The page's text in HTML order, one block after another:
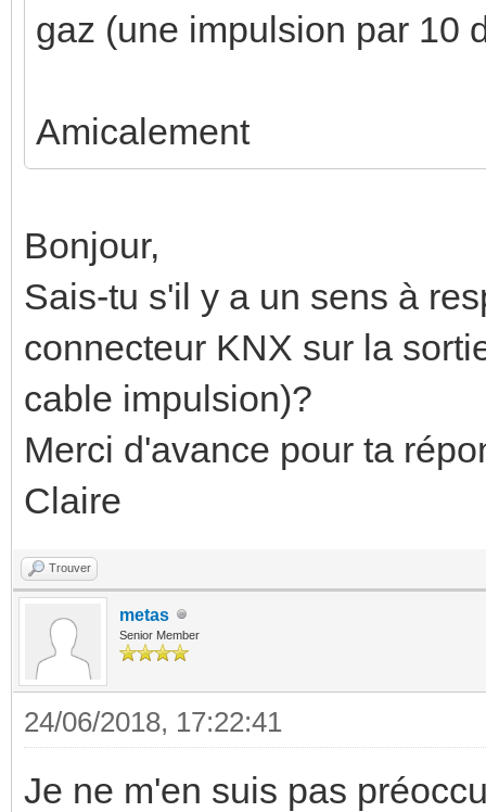
gaz (une impulsion par 10
Amicalement
Bonjour,
Sais-tu s'il y a un sens à
connecteur KNX sur la
cable impulsion)?
Merci d'avance pour ta
Claire
Trouver
metas
Senior Member
24/06/2018, 17:22:41
Je ne m'en suis pas